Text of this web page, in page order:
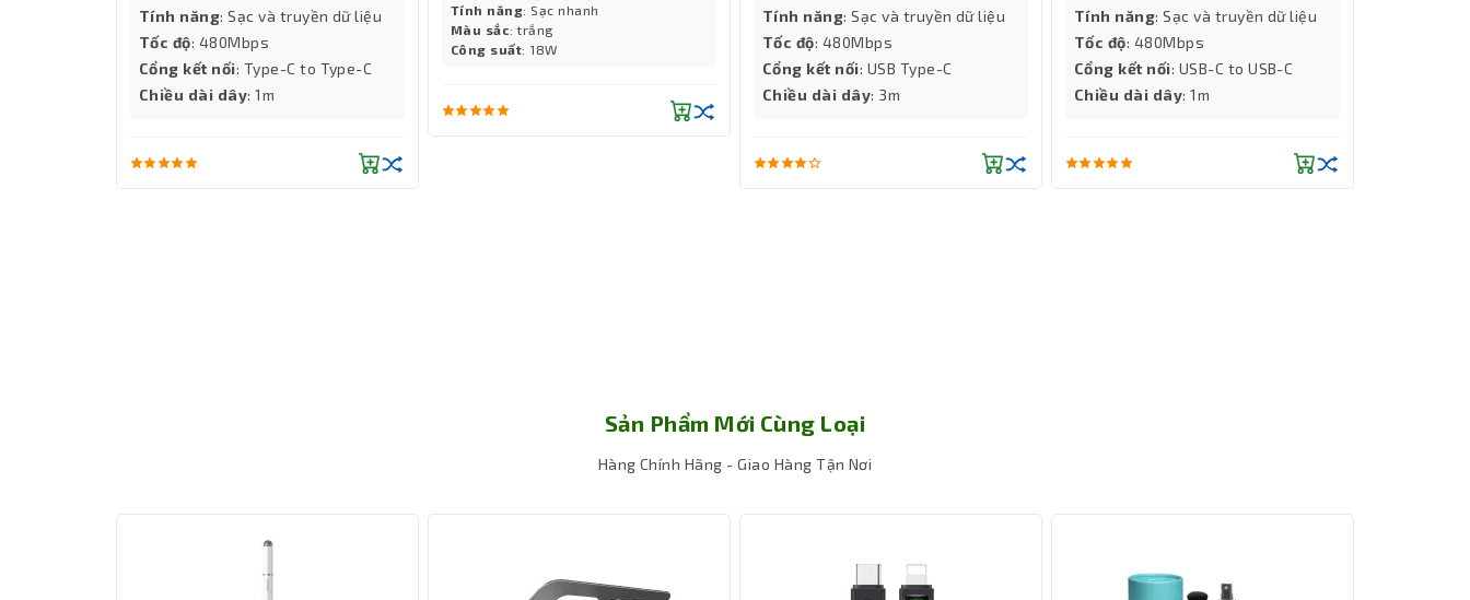
Tính năng: Sạc và truyền dữ liệu
Tốc độ: 480Mbps
Cổng kết nối: Type-C to Type-C
Chiều dài dây: 1m
Tính năng: Sạc nhanh
Màu sắc: trắng
Công suất: 18W
Tính năng: Sạc và truyền dữ liệu
Tốc độ: 480Mbps
Cổng kết nối: USB Type-C
Chiều dài dây: 3m
Tính năng: Sạc và truyền dữ liệu
Tốc độ: 480Mbps
Cổng kết nối: USB-C to USB-C
Chiều dài dây: 1m
Sản Phẩm Mới Cùng Loại
Hàng Chính Hãng - Giao Hàng Tận Nơi